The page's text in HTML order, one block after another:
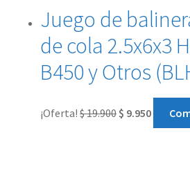
Juego de
de cola 2.5x6x3
B450 y Otros
¡Oferta! $19.900 $ 9.950